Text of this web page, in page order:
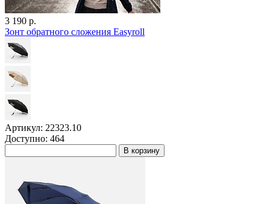
3 190 р.
Зонт обратного сложения Easyroll
Артикул: 22323.10
Доступно: 464
В корзину